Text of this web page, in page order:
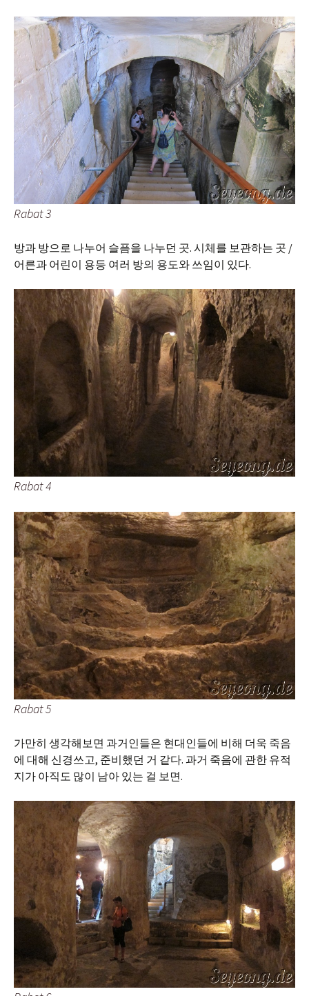
Rabat 3
방과 방으로 나누어 슬픔을 나누던 곳. 시체를 보관하는 곳 /
어른과 어린이 용등 여러 방의 용도와 쓰임이 있다.
Rabat 4
Rabat 5
가만히 생각해보면 과거인들은 현대인들에 비해 더욱 죽음
에 대해 신경쓰고, 준비했던 거 같다. 과거 죽음에 관한 유적
지가 아직도 많이 남아 있는 걸 보면.